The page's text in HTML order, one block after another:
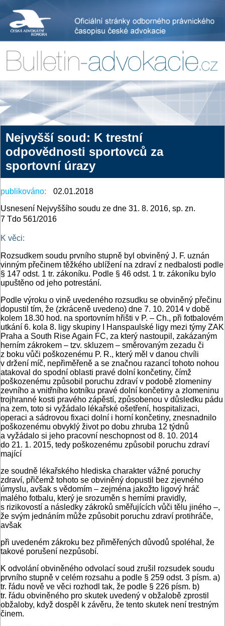
Nejvyšší soud: K trestní
odpovědnosti sportovců za
sportovní úrazy
publikováno:
02.01.2018
Usnesení Nejvyššího soudu ze dne 31. 8. 2016, sp. zn.
7 Tdo 561/2016
K věci:
Rozsudkem soudu prvního stupně byl obviněný J. F. uznán
vinným přečinem těžkého ublížení na zdraví z nedbalosti podle
§ 147 odst. 1 tr. zákoníku. Podle § 46 odst. 1 tr. zákoníku bylo
upuštěno od jeho potrestání.
Podle výroku o vině uvedeného rozsudku se obviněný přečinu
dopustil tím, že (zkráceně uvedeno) dne 7. 10. 2014 v době
kolem 18.30 hod. na sportovním hřišti v P. – Ch., při fotbalovém
utkání 6. kola 8. ligy skupiny I Hanspaulské ligy mezi týmy ZAK
Praha a South Rise Again FC, za který nastoupil, zakázaným
herním zákrokem – tzv. skluzem – směrovaným zezadu či
z boku vůči poškozenému P. R., který měl v danou chvíli
v držení míč, nepřiměřeně a se značnou razancí tohoto nohou
atakoval do spodní oblasti pravé dolní končetiny, čímž
poškozenému způsobil poruchu zdraví v podobě zlomeniny
zevního a vnitřního kotníku pravé dolní končetiny a zlomeninu
trojhranné kosti pravého zápěstí, způsobenou v důsledku pádu
na zem, toto si vyžádalo lékařské ošetření, hospitalizaci,
operaci a sádrovou fixaci dolní i horní končetiny, znesnadnilo
poškozenému obvyklý život po dobu zhruba 12 týdnů
a vyžádalo si jeho pracovní neschopnost od 8. 10. 2014
do 21. 1. 2015, tedy poškozenému způsobil poruchu zdraví
mající
ze soudně lékařského hlediska charakter vážné poruchy
zdraví, přičemž tohoto se obviněný dopustil bez zjevného
úmyslu, avšak s vědomím – zejména jakožto ligový hráč
malého fotbalu, který je srozuměn s herními pravidly,
s rizikovostí a následky zákroků směřujících vůči tělu jiného –,
že svým jednáním může způsobit poruchu zdraví protihráče,
avšak
při uvedeném zákroku bez přiměřených důvodů spoléhal, že
takové porušení nezpůsobí.
K odvolání obviněného odvolací soud zrušil rozsudek soudu
prvního stupně v celém rozsahu a podle § 259 odst. 3 písm. a)
tr. řádu nově ve věci rozhodl tak, že podle § 226 písm. b)
tr. řádu obviněného pro skutek uvedený v obžalobě zprostil
obžaloby, když dospěl k závěru, že tento skutek není trestným
činem.